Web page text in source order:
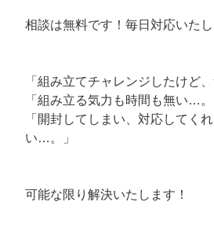
相談は無料です！毎日対応いたし
「組み立てチャレンジしたけど
「組み立る気力も時間も無い…。
「開封してしまい、対応してく
い…。」
可能な限り解決いたします！